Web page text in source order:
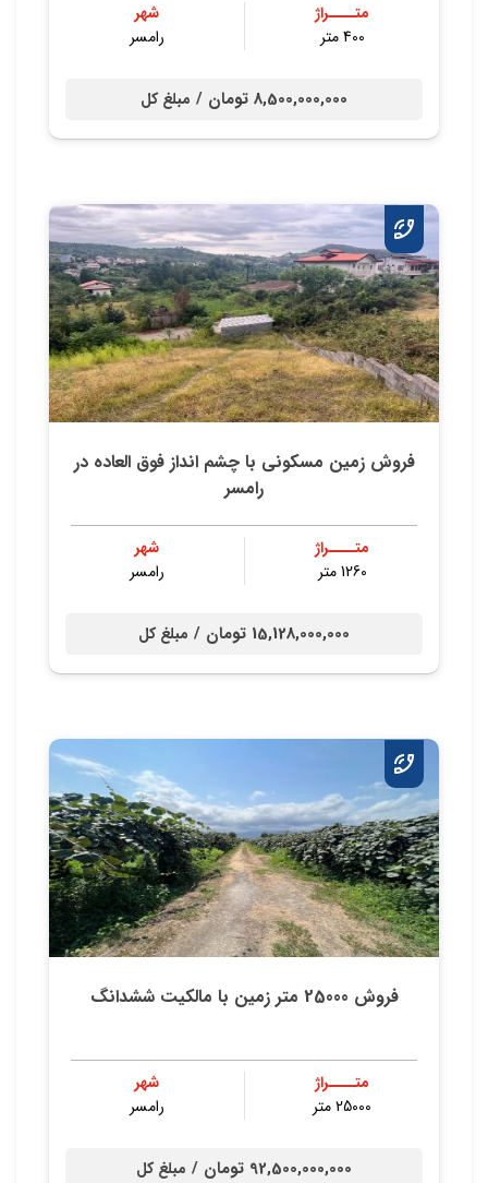
متــــراژ
400 متر
شهر
رامسر
8,500,000,000 تومان / مبلغ کل
فروش زمین مسکونی با چشم انداز فوق العاده در
رامسر
متــــراژ
1260 متر
شهر
رامسر
15,128,000,000 تومان / مبلغ کل
فروش 25000 متر زمین با مالکیت ششدانگ
متــــراژ
25000 متر
شهر
رامسر
92,500,000,000 تومان / مبلغ کل